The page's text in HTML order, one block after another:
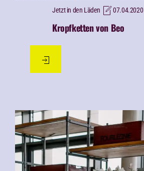
Jetzt in den Läden 07.04.2020
Kropfketten von Beo